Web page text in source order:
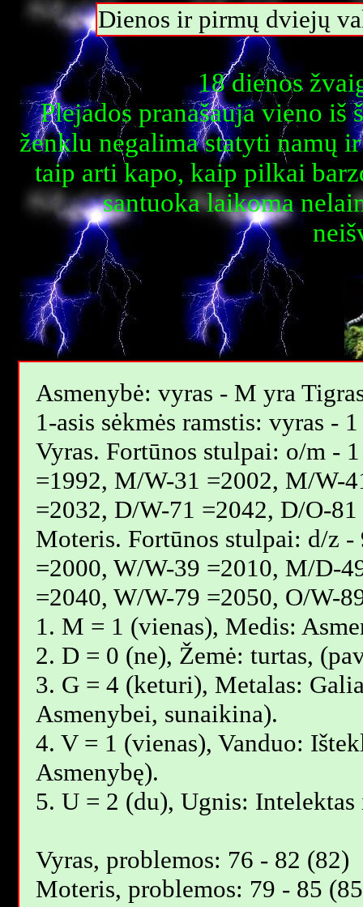
Dienos ir pirmų dviejų
18 dienos
Plejados pranašauja vieno
ženklu negalima statyti namų
taip arti kapo, kaip pilkai
santuoka laikoma
Asmenybė: vyras - M yra
1-asis sėkmės ramstis: vyras -
Vyras. Fortūnos stulpai: o/m -
=1992, M/W-31 =2002, M/W-
=2032, D/W-71 =2042, D/O-
Moteris. Fortūnos stulpai: d/z
=2000, W/W-39 =2010, M/D-
=2040, W/W-79 =2050, O/W-
1. M = 1 (vienas), Medis:
2. D = 0 (ne), Žemė: turtas,
3. G = 4 (keturi), Metalas:
Asmenybei, sunaikina).
4. V = 1 (vienas), Vanduo:
Asmenybę).
5. U = 2 (du), Ugnis:
Vyras, problemos: 76 - 82 (82)
Moteris, problemos: 79 - 85